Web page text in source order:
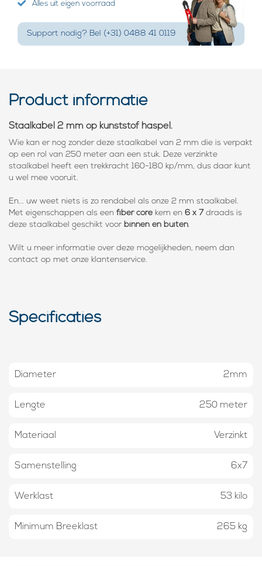
Alles uit eigen voorraad
Support nodig? Bel (+31) 0488 41 0119
Product informatie
Staalkabel 2 mm op kunststof haspel.
Wie kan er nog zonder deze staalkabel van 2 mm die is verpakt
op een rol van 250 meter aan een stuk. Deze verzinkte
staalkabel heeft een trekkracht 160-180 kp/mm, dus daar kunt
u wel mee vooruit.
En... uw weet niets is zo rendabel als onze 2 mm staalkabel.
Met eigenschappen als een fiber core kern en 6 x 7 draads is
deze staalkabel geschikt voor binnen en buiten.
Wilt u meer informatie over deze mogelijkheden, neem dan
contact op met onze klantenservice.
Specificaties
Diameter 2mm
Lengte 250 meter
Materiaal Verzinkt
Samenstelling 6x7
Werklast 53 kilo
Minimum Breeklast 265 kg